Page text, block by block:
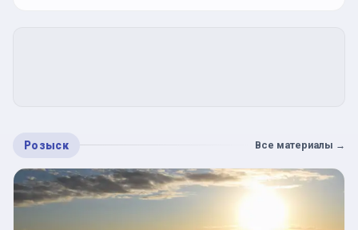
Розыск Все материалы →